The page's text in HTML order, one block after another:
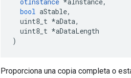
bool aStable,
uint8_t *aData,
uint8_t *aDataLength
)
Proporciona una copia completa o